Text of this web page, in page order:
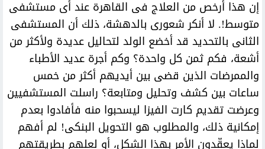
إن هذا أرخص من العلاج فى القاهرة عند أى مستشفى
متوسط!. لا أنكر شعورى بالدهشة، ذلك أن المستشفى
الثانى بالتحديد قد أخضع الولد لتحاليل عديدة ولأكثر من
أشعة، فكم ثمن كل واحدة؟ وكم أجرة عديد الأطباء
والممرضات الذين قضى بين أيديهم أكثر من خمس
ساعات بين كشف وتحليل ومتابعة؟ راسلت المستشفيين
وعرضت تقديم كارت الفيزا ليسحبوا منه فأفادوا بعدم
إمكانية ذلك، والمطلوب هو التحويل البنكى! لم أفهم
لماذا يعقّدون الأمر بهذا الشكل، أو لعلهم بطريقتهم